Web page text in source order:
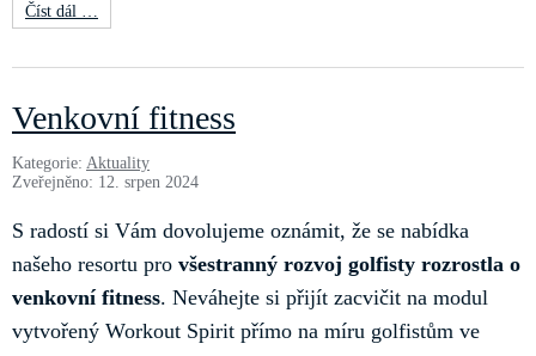
Číst dál …
Venkovní fitness
Kategorie: Aktuality
Zveřejněno: 12. srpen 2024
S radostí si Vám dovolujeme oznámit, že se nabídka
našeho resortu pro všestranný rozvoj golfisty rozrostla o
venkovní fitness. Neváhejte si přijít zacvičit na modul
vytvořený Workout Spirit přímo na míru golfistům ve